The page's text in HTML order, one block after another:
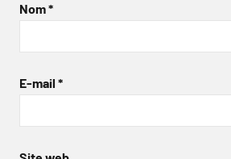
Nom*
E-mail *